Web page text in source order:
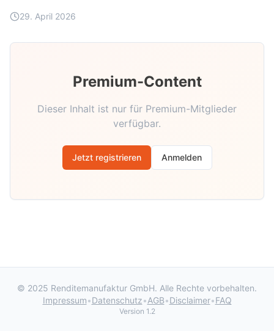
29. April 2026
Premium-Content
Dieser Inhalt ist nur für Premium-Mitglieder
verfügbar.
Jetzt registrieren Anmelden
© 2025 Renditemanufaktur GmbH. Alle Rechte vorbehalten.
Impressum•Datenschutz•AGB•Disclaimer•FAQ
Version 1.2